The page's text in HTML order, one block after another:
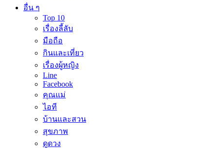
อื่น ๆ
Top 10
เรื่องลี้ลับ
มือถือ
กินและเที่ยว
เรื่องผู้หญิง
Line
Facebook
คุณแม่
ไอที
บ้านและสวน
สุขภาพ
ดูดวง